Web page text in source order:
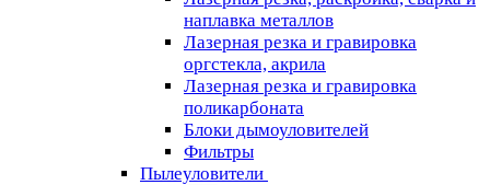
наплавка металлов
Лазерная резка и гравировка
оргстекла, акрила
Лазерная резка и гравировка
поликарбоната
Блоки дымоуловителей
Фильтры
Пылеуловители